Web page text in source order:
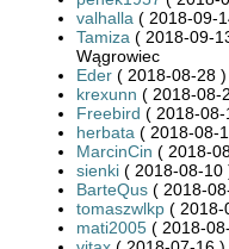
valhalla ( 2018-09-
Tamiza ( 2018-09-
Wągrowiec
Eder ( 2018-08-28 )
krexunn ( 2018-08-
Freebird ( 2018-08-
herbata ( 2018-08-
MarcinCin ( 2018-
sienki ( 2018-08-10
BarteQus ( 2018-
tomaszwlkp ( 2018-
mati2005 ( 2018-